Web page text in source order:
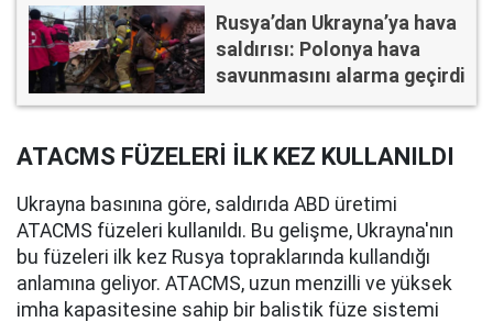
Rusya’dan Ukrayna’ya hava
saldırısı: Polonya hava
savunmasını alarma geçirdi
ATACMS FÜZELERİ İLK KEZ KULLANILDI
Ukrayna basınına göre, saldırıda ABD üretimi
ATACMS füzeleri kullanıldı. Bu gelişme, Ukrayna'nın
bu füzeleri ilk kez Rusya topraklarında kullandığı
anlamına geliyor. ATACMS, uzun menzilli ve yüksek
imha kapasitesine sahip bir balistik füze sistemi